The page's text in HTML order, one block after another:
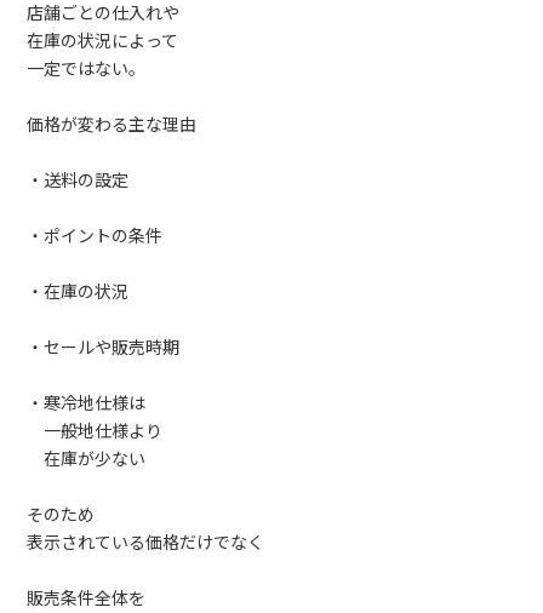
店舗ごとの仕入れや
在庫の状況によって
一定ではない。
価格が変わる主な理由
・送料の設定
・ポイントの条件
・在庫の状況
・セールや販売時期
・寒冷地仕様は
一般地仕様より
在庫が少ない
そのため
表示されている価格だけでなく
販売条件全体を